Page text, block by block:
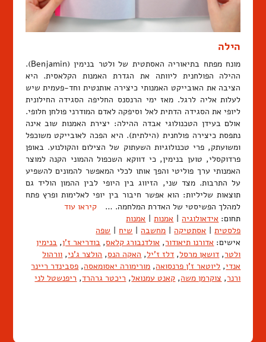
הילה
מונח מפתח בתיאוריה האסתטית של ולטר בנימין (Benjamin).
ההילה הפולחנית ליוותה את הגדרת האמנות הקלאסית. היא
הציבה את האובייקט האמנותי כיצירה אותנטית וחד-פעמית שיש
לעלות אליה לרגל. מאז ימי הרנסנס החליפה הסגידה החילונית
ליופי את הסגידה הדתית לאל וסיפקה לאדם המודרני פולחן חלופי.
אולם בעידן הטכנולוגי אבדה ההילה: יצירת האמנות שוב אינה
נתפסת כיצירה פולחנית (הילתית). היא הפכה לאובייקט משוכפל
ומשועתק, פרי טכנולוגיות השעתוק של הצילום והקולנוע. באופן
פרדוקסלי, טוען בנימין, כי דווקא השכפול ההמוני הקנה למוצר
האמנותי ערך פוליטי והפך אותו לכלי המאפשר להמונים להשפיע
על התרבות. מצד שני, הזיווג בין היופי לבין ההמון הוליד גם
תוצאות שליליות: הוא אפשר חיבור בין יופי לאלימות ופרץ פתח
למהלך הפשיסטי של האדרת המלחמה. … קיראו עוד
תחום: אידאולוגיה אמנות
אמנות
פלסטית
אסתטיקה מחשבה שיח
שפה
אישים: אדורנו תיאודור, אולדנבורג קלאס, בודריאר ז'ן, בנימין
ולטר, דושאן מרסל, דלז ז'יל, האקה הנס, הולצר ג'ני, וורהול
אנדי, ליוטאר ז'ן פרנסואה, מורימורה יאסומאסה, פסבינדר ריינר
ורנר, צוקרמן משה, קאנט עמנואל, ריכטר גרהרד, ריפנשטל לני